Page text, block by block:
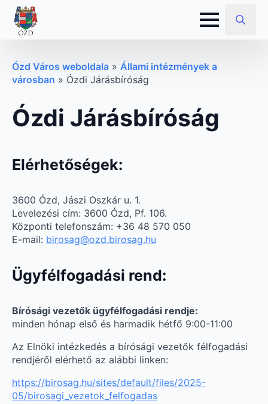
Ózd Város weboldala » Állami intézmények a
városban » Ózdi Járásbíróság
Ózdi Járásbíróság
Elérhetőségek:
3600 Ózd, Jászi Oszkár u. 1.
Levelezési cím: 3600 Ózd, Pf. 106.
Központi telefonszám: +36 48 570 050
E-mail: birosag@ozd.birosag.hu
Ügyfélfogadási rend:
Bírósági vezetők ügyfélfogadási rendje:
minden hónap első és harmadik hétfő 9:00-11:00
Az Elnöki intézkedés a bírósági vezetők félfogadási
rendjéről elérhető az alábbi linken:
https://birosag.hu/sites/default/files/2025-
05/birosagi_vezetok_felfogadas